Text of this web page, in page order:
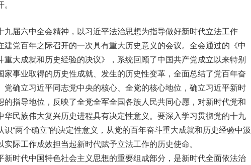
九届六中全会精神，以习近平法治思想为指导做好新时代立法工作
建党百年之际召开的一次具有重大历史意义的会议。全会通过的《中
重大成就和历史经验的决议》，系统回顾了中国共产党成立以来特别
家事业取得的历史性成就、发生的历史性变革，全面总结了党百年奋
党确立习近平同志党中央的核心、全党的核心地位，确立习近平新时
的指导地位，反映了全党全军全国各族人民共同心愿，对新时代党和
华民族伟大复兴历史进程具有决定性意义。要深入学习贯彻党的十九
“两个确立”的决定性意义，从党的百年奋斗重大成就和历史经验中汲
际工作成效担当起新时代赋予立法工作的历史使命。
新时代中国特色社会主义思想的重要组成部分，是新时代全面依法治